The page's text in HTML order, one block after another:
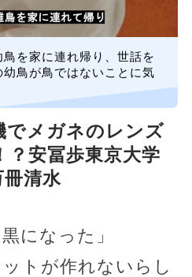
を家に連れ帰り、世話を
鳥が鳥ではないことに気
でメガネのレンズ
？安冨歩東京大学
冊清水
になった」
ットが作れないらし